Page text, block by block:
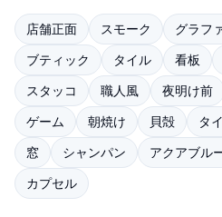
店舗正面 スモーク グラフ
ブティック
タイル 看板
スタッコ
職人風 夜明け前
ゲーム
朝焼け 貝殻 タ
窓
シャンパン アクアブル
カプセル